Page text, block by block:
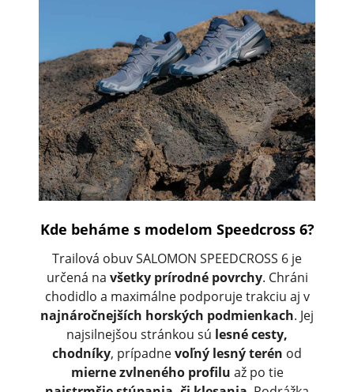
Kde beháme s modelom Speedcross 6?
Trailová obuv SALOMON SPEEDCROSS 6 je
určená na všetky prírodné povrchy. Chráni
chodidlo a maximálne podporuje trakciu aj v
najnáročnejších horských podmienkach. Jej
najsilnejšou stránkou sú lesné cesty,
chodníky, prípadnevoľný lesný terén od
mierne zvlneného profilu až po tie